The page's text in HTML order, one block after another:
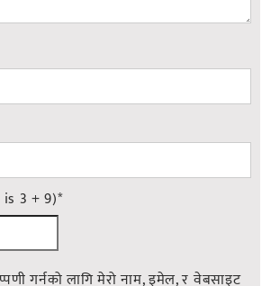
3 + 9)*
गर्नको लागि मेरो नाम, इमेल, र वेबसाइट